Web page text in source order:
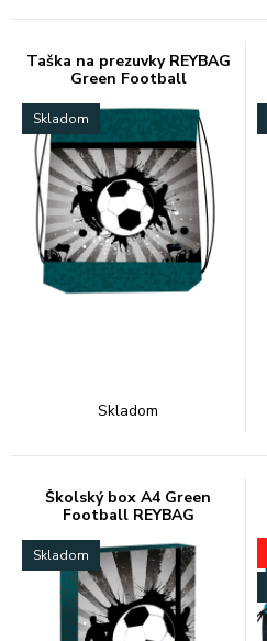
Taška na prezuvky REYBAG
Green Football
Skladom
Skladom
Školský box A4 Green
Football REYBAG
Skladom